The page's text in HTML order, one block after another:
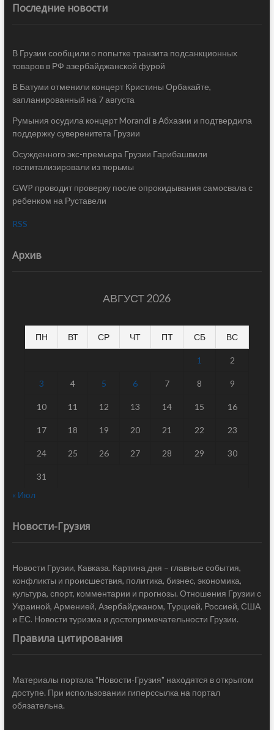
Последние новости
В Грузии сообщили о попытке транзита подсанкционных
товаров в РФ азербайджанской фурой
В Батуми отменили концерт Кристины Орбакайте,
запланированный на 7 августа
Румыния осудила концерт Morandi в Абхазии и подтвердила
поддержку суверенитета Грузии
Осужденного экс-премьера Грузии Гарибашвили
госпитализировали из тюрьмы
GWP проводит проверку после опрокидывания самосвала с
ребенком на Руставели
RSS
Архив
АВГУСТ 2026
ПН ВТ СР ЧТ ПТ СБ ВС
1 2
3 4 5 6 7 8 9
10 11 12 13 14 15 16
17 18 19 20 21 22 23
24 25 26 27 28 29 30
31
« Июл
Новости-Грузия
Новости Грузии, Кавказа. Картина дня – главные события,
конфликты и происшествия, политика, бизнес, экономика,
культура, спорт, комментарии и прогнозы. Отношения Грузии с
Украиной, Арменией, Азербайджаном, Турцией, Россией, США
и ЕС. Новости туризма и достопримечательности Грузии.
Правила цитирования
Материалы портала "Новости-Грузия" находятся в открытом
доступе. При использовании гиперссылка на портал
обязательна.